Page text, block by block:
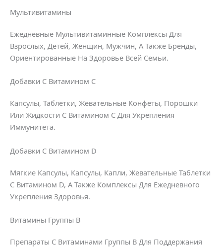
Мультивитамины
Ежедневные Мультивитаминные Комплексы Для
Взрослых, Детей, Женщин, Мужчин, А Также Бренды,
Ориентированные На Здоровье Всей Семьи.
Добавки С Витамином С
Капсулы, Таблетки, Жевательные Конфеты, Порошки
Или Жидкости С Витамином С Для Укрепления
Иммунитета.
Добавки С Витамином D
Мягкие Капсулы, Капсулы, Капли, Жевательные Таблетки
С Витамином D, А Также Комплексы Для Ежедневного
Укрепления Здоровья.
Витамины Группы B
Препараты С Витаминами Группы B Для Поддержания